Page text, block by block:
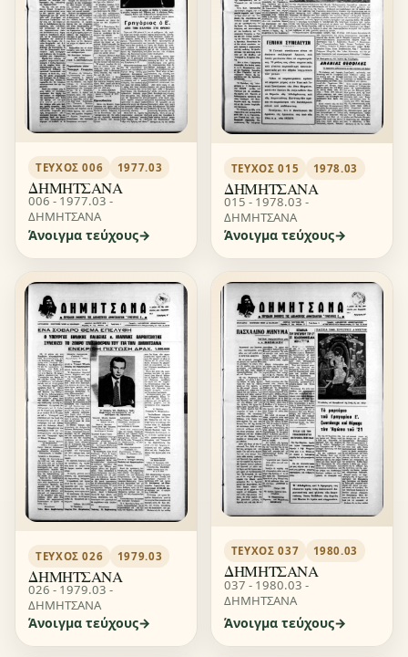
ΤΕΎΧΟΣ 006 1977.03
ΔΗΜΗΤΣΑΝΑ
006 - 1977.03 -
ΔΗΜΗΤΣΑΝΑ
Άνοιγμα τεύχους
ΤΕΎΧΟΣ 015 1978.03
ΔΗΜΗΤΣΑΝΑ
015 - 1978.03 -
ΔΗΜΗΤΣΑΝΑ
Άνοιγμα τεύχους
ΤΕΎΧΟΣ 026 1979.03
ΔΗΜΗΤΣΑΝΑ
026 - 1979.03 -
ΔΗΜΗΤΣΑΝΑ
Άνοιγμα τεύχους
ΤΕΎΧΟΣ 037 1980.03
ΔΗΜΗΤΣΑΝΑ
037 - 1980.03 -
ΔΗΜΗΤΣΑΝΑ
Άνοιγμα τεύχους